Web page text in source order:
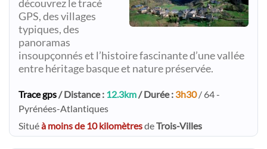
découvrez le tracé
GPS, des villages
typiques, des
panoramas
insoupçonnés et l’histoire fascinante d’une vallée
entre héritage basque et nature préservée.
Trace gps/ Distance : 12.3km/ Durée : 3h30/ 64 -
Pyrénées-Atlantiques
Situéà moins de 10 kilomètresdeTrois-Villes